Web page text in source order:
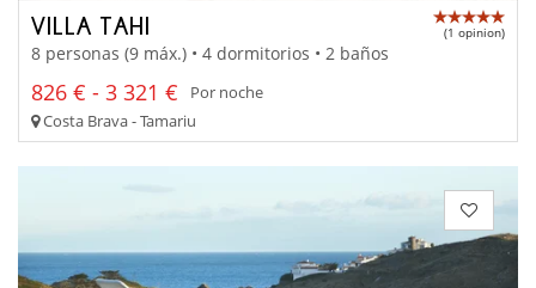
VILLA TAHI (1 opinion)
8 personas (9 máx.) • 4 dormitorios • 2 baños
826 € - 3 321 €
Por noche
Costa Brava - Tamariu